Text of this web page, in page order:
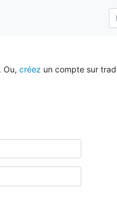
Ou, créez un compte sur